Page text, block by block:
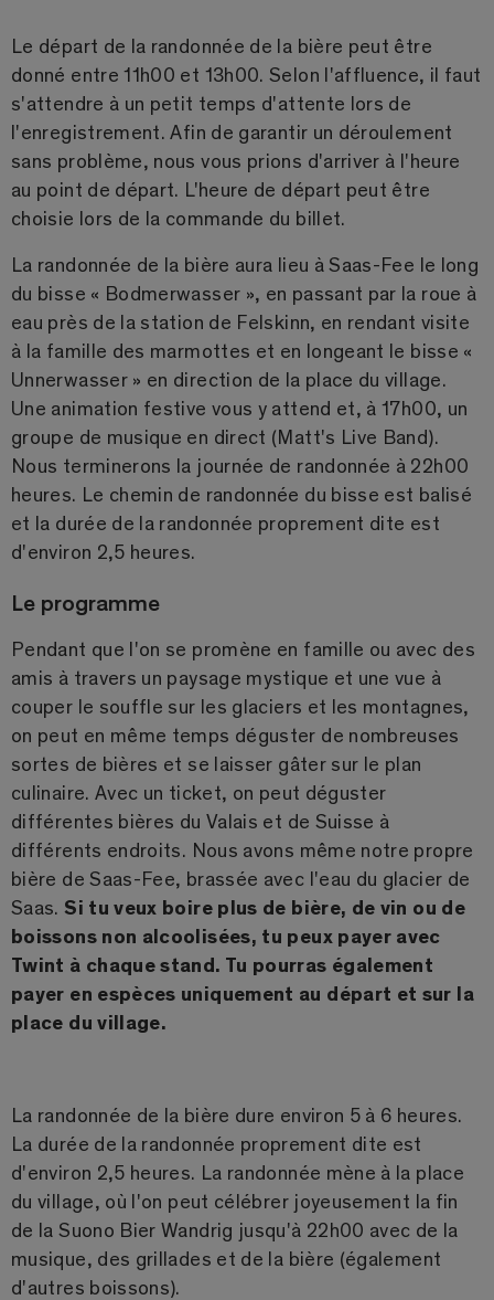
Le départ de la randonnée de la bière peut être
donné entre 11h00 et 13h00. Selon l'affluence, il faut
s'attendre à un petit temps d'attente lors de
l'enregistrement. Afin de garantir un déroulement
sans problème, nous vous prions d'arriver à l'heure
au point de départ. L'heure de départ peut être
choisie lors de la commande du billet.
La randonnée de la bière aura lieu à Saas-Fee le long
du bisse « Bodmerwasser », en passant par la roue à
eau près de la station de Felskinn, en rendant visite
à la famille des marmottes et en longeant le bisse «
Unnerwasser » en direction de la place du village.
Une animation festive vous y attend et, à 17h00, un
groupe de musique en direct (Matt's Live Band).
Nous terminerons la journée de randonnée à 22h00
heures. Le chemin de randonnée du bisse est balisé
et la durée de la randonnée proprement dite est
d'environ 2,5 heures.
Le programme
Pendant que l'on se promène en famille ou avec des
amis à travers un paysage mystique et une vue à
couper le souffle sur les glaciers et les montagnes,
on peut en même temps déguster de nombreuses
sortes de bières et se laisser gâter sur le plan
culinaire. Avec un ticket, on peut déguster
différentes bières du Valais et de Suisse à
différents endroits. Nous avons même notre propre
bière de Saas-Fee, brassée avec l'eau du glacier de
Saas.Si tu veux boire plus de bière, de vin ou de
boissons non alcoolisées, tu peux payer avec
Twint à chaque stand. Tu pourras également
payer en espèces uniquement au départ et sur la
place du village.
La randonnée de la bière dure environ 5 à 6 heures.
La durée de la randonnée proprement dite est
d'environ 2,5 heures. La randonnée mène à la place
du village, où l'on peut célébrer joyeusement la fin
de la Suono Bier Wandrig jusqu'à 22h00 avec de la
musique, des grillades et de la bière (également
d'autres boissons).